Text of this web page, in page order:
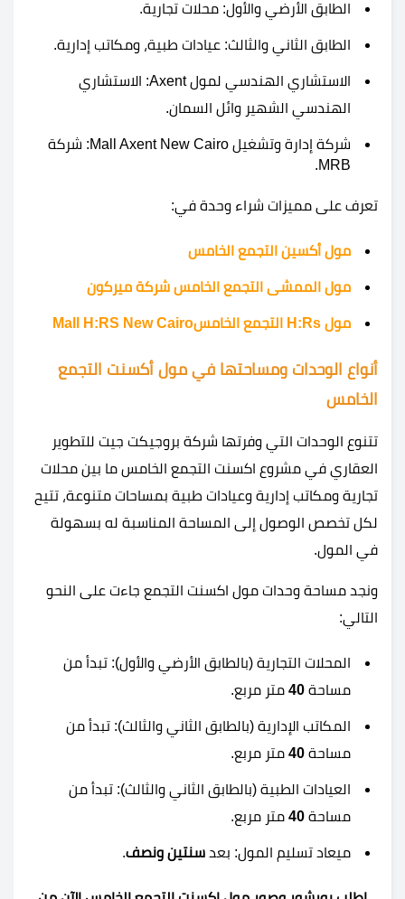
الطابق الأرضي والأول: محلات تجارية.
الطابق الثاني والثالث: عيادات طبية، ومكاتب إدارية.
الاستشاري الهندسي لمول Axent: الاستشاري
الهندسي الشهير وائل السمان.
شركة إدارة وتشغيل Mall Axent New Cairo: شركة
MRB.
تعرف على مميزات شراء وحدة في:
مول أكسين التجمع الخامس
مول الممشى التجمع الخامس شركة ميركون
مول H:Rs التجمع الخامسMall H:RS New Cairo
أنواع الوحدات ومساحتها في مول أكسنت التجمع
الخامس
تتنوع الوحدات التي وفرتها شركة بروجيكت جيت للتطوير
العقاري في مشروع اكسنت التجمع الخامس ما بين محلات
تجارية ومكاتب إدارية وعيادات طبية بمساحات متنوعة، تتيح
لكل تخصص الوصول إلى المساحة المناسبة له بسهولة
في المول.
ونجد مساحة وحدات مول اكسنت التجمع جاءت على النحو
التالي:
المحلات التجارية (بالطابق الأرضي والأول): تبدأ من
مساحة 40 متر مربع.
المكاتب الإدارية (بالطابق الثاني والثالث): تبدأ من
مساحة 40 متر مربع.
العيادات الطبية (بالطابق الثاني والثالث): تبدأ من
مساحة 40 متر مربع.
ميعاد تسليم المول: بعد سنتين ونصف.